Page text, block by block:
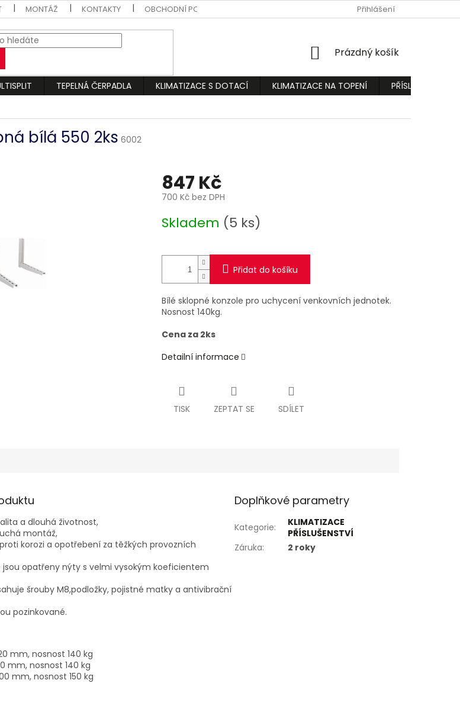
MONTÁŽ KONTAKTY OBCHODNÍ PODMÍNKY PODMÍNKY OCHRANY OSOBNÍCH ÚDAJŮ
Přihlášení
NÁKUPNÍ
Prázdný košík
TEPELNÁ ČERPADLA KLIMATIZACE S DOTACÍ KLIMATIZACE NA TOPENÍ
PŘÍSLUŠENSTVÍ
bílá 550 2ks 6002
847 Kč
700 Kč bez DPH
cena:
Skladem (5 ks)
Přidat do košíku
Bílé sklopné konzole pro uchycení venkovních jednotek.
Nosnost 140kg.
Cena za 2ks
Detailní informace
TISK ZEPTAT SE SDÍLET
a dlouhá životnost,
montáž,
korozi a opotřebení za těžkých provozních
jsou opatřeny nýty s velmi vysokým koeficientem
šrouby M8,podložky, pojistné matky a antivibrační
pozinkované.
mm, nosnost 140 kg
mm, nosnost 140 kg
mm, nosnost 150 kg
Doplňkové parametry
Kategorie:
KLIMATIZACE
PŘÍSLUŠENSTVÍ
Záruka: 2 roky